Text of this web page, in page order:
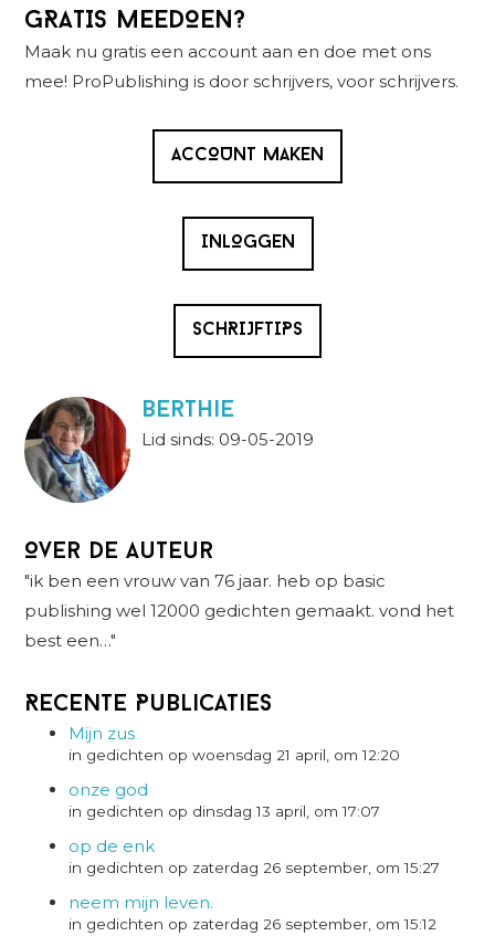
Primaire
Sidebar
GRATIS MEEDOEN?
Maak nu gratis een account aan en doe met ons
mee! ProPublishing is door schrijvers, voor schrijvers.
ACCOUNT MAKEN
INLOGGEN
SCHRIJFTIPS
berthie
Lid sinds: 09-05-2019
Over de auteur
"ik ben een vrouw van 76 jaar. heb op basic
publishing wel 12000 gedichten gemaakt. vond het
best een…"
Recente Publicaties
Mijn zus
in gedichten op woensdag 21 april, om 12:20
onze god
in gedichten op dinsdag 13 april, om 17:07
op de enk
in gedichten op zaterdag 26 september, om 15:27
neem mijn leven.
in gedichten op zaterdag 26 september, om 15:12